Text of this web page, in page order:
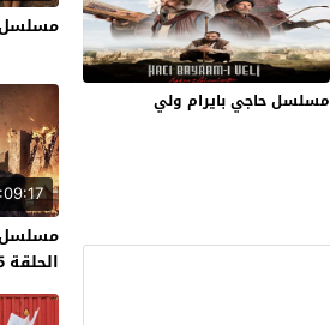
مسلسل حاجي بايرام ولي
مسلسل
الحلقة 25